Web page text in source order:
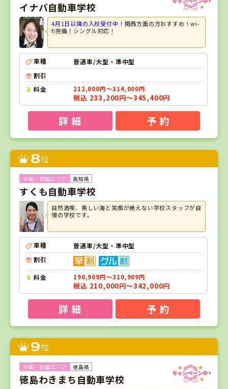
イナバ自動車学校
4月1日以降の入校受付中！ 関西方面の方おすすめ！wi-
fi完備！シングル対応！
車種
普通車/大型・準中型
割引
料金
212,000円～314,000円
税込 233,200円～345,400円
詳 細 予 約
8位
高知県
すくも自動車学校
自然満喫、美しい海と笑顔が絶えない学校スタッフが自
慢の学校です。
車種
普通車/大型・準中型
割引
料金 190,909円～310,909円
税込 210,000円～342,000円
詳 細 予 約
9位
徳島県
徳島わきまち自動車学校